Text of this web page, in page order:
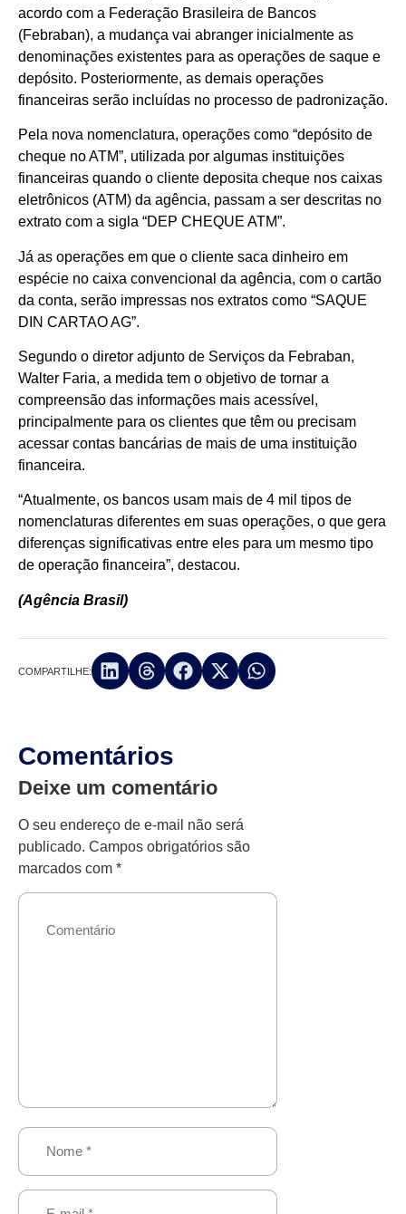
acordo com a Federação Brasileira de Bancos
(Febraban), a mudança vai abranger inicialmente as
denominações existentes para as operações de saque e
depósito. Posteriormente, as demais operações
financeiras serão incluídas no processo de padronização.
Pela nova nomenclatura, operações como “depósito de
cheque no ATM”, utilizada por algumas instituições
financeiras quando o cliente deposita cheque nos caixas
eletrônicos (ATM) da agência, passam a ser descritas no
extrato com a sigla “DEP CHEQUE ATM”.
Já as operações em que o cliente saca dinheiro em
espécie no caixa convencional da agência, com o cartão
da conta, serão impressas nos extratos como “SAQUE
DIN CARTAO AG”.
Segundo o diretor adjunto de Serviços da Febraban,
Walter Faria, a medida tem o objetivo de tornar a
compreensão das informações mais acessível,
principalmente para os clientes que têm ou precisam
acessar contas bancárias de mais de uma instituição
financeira.
“Atualmente, os bancos usam mais de 4 mil tipos de
nomenclaturas diferentes em suas operações, o que gera
diferenças significativas entre eles para um mesmo tipo
de operação financeira”, destacou.
(Agência Brasil)
COMPARTILHE:
Comentários
Deixe um comentário
O seu endereço de e-mail não será
publicado. Campos obrigatórios são
marcados com *